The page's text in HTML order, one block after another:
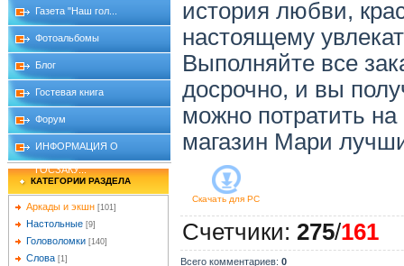
Газета "Наш гол...
Фотоальбомы
Блог
Гостевая книга
Форум
ИНФОРМАЦИЯ О
ГОСЗАКУ...
КАТЕГОРИИ РАЗДЕЛА
Аркады и экшн [101]
Настольные [9]
Головоломки [140]
Слова [1]
история любви,
настоящему
Выполняйте все
досрочно, и вы
можно потратить на
магазин Мари
Скачать для PC
Счетчики: 275/161
Всего комментариев: 0